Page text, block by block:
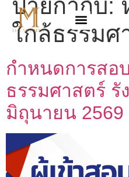
ป้ายกำกับ:
ใกล้ธรรมศ
กำหนดการสอ
ธรรมศาสตร์ รั
มิถุนายน 2569